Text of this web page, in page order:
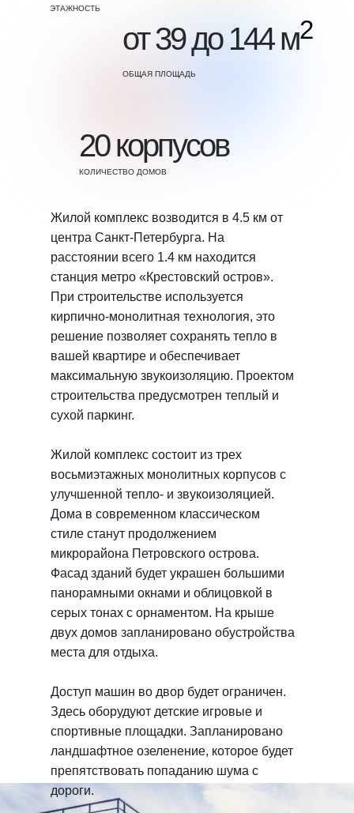
Жилой комплекс возводится в 4.5 км от
центра Санкт-Петербурга. На
расстоянии всего 1.4 км находится
станция метро «Крестовский остров».
При строительстве используется
кирпично-монолитная технология, это
решение позволяет сохранять тепло в
вашей квартире и обеспечивает
максимальную звукоизоляцию. Проектом
строительства предусмотрен теплый и
сухой паркинг.
Жилой комплекс состоит из трех
восьмиэтажных монолитных корпусов с
улучшенной тепло- и звукоизоляцией.
Дома в современном классическом
стиле станут продолжением
микрорайона Петровского острова.
Фасад зданий будет украшен большими
панорамными окнами и облицовкой в
серых тонах с орнаментом. На крыше
двух домов запланировано обустройства
места для отдыха.
Доступ машин во двор будет ограничен.
Здесь оборудуют детские игровые и
спортивные площадки. Запланировано
ландшафтное озеленение, которое будет
препятствовать попаданию шума с
дороги.
ЭТАЖНОСТЬ
20 корпусов
КОЛИЧЕСТВО ДОМОВ
от 39 до 144 м2
ОБЩАЯ ПЛОЩАДЬ